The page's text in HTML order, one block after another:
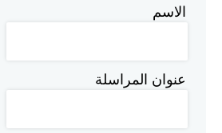
الاسم
عنوان المراسلة